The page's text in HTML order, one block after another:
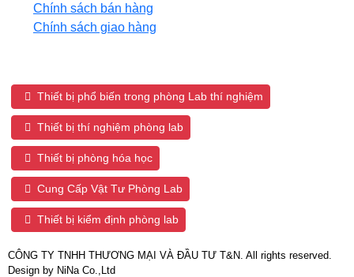
Chính sách bán hàng
Chính sách giao hàng
Thiết bị phổ biến trong phòng Lab thí nghiệm
Thiết bị thí nghiệm phòng lab
Thiết bị phòng hóa học
Cung Cấp Vật Tư Phòng Lab
Thiết bị kiểm định phòng lab
CÔNG TY TNHH THƯƠNG MẠI VÀ ĐẦU TƯ T&N. All rights reserved.
Design by NiNa Co.,Ltd